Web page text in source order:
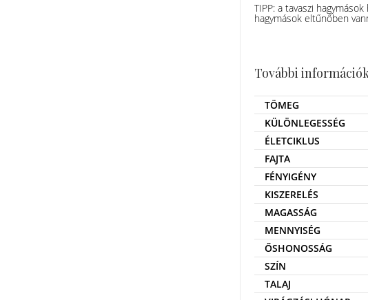
TIPP: a tavaszi
hagymások eltűnőben
További információk
TÖMEG
KÜLÖNLEGESSÉG
ÉLETCIKLUS
FAJTA
FÉNYIGÉNY
KISZERELÉS
MAGASSÁG
MENNYISÉG
ŐSHONOSSÁG
SZÍN
TALAJ